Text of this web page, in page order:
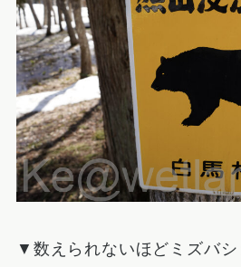
▼数えられないほどミズバシ